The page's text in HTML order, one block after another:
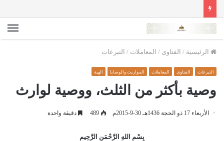
الرئيسية / الفتاوى / المعاملات / التبرعات
التبرعات الفتاوى المعاملات المواريث والوصايا الهبة
وصية بأكثر من الثلث، ووصية لوارث
الأربعاء 17 ذو الحجة 1436هـ 30-9-2015م 489 دقيقة واحدة
بِسْمِ اللهِ الرَّحْمَنِ الرَّحِيمِ